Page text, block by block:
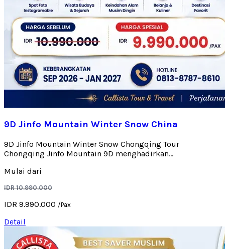
9D Jinfo Mountain Winter Snow China
9D Jinfo Mountain Winter Snow Chongqing Tour
Chongqing Jinfo Mountain 9D menghadirkan...
Mulai dari
IDR 10.990.000
IDR 9.990.000 /Pax
Detail